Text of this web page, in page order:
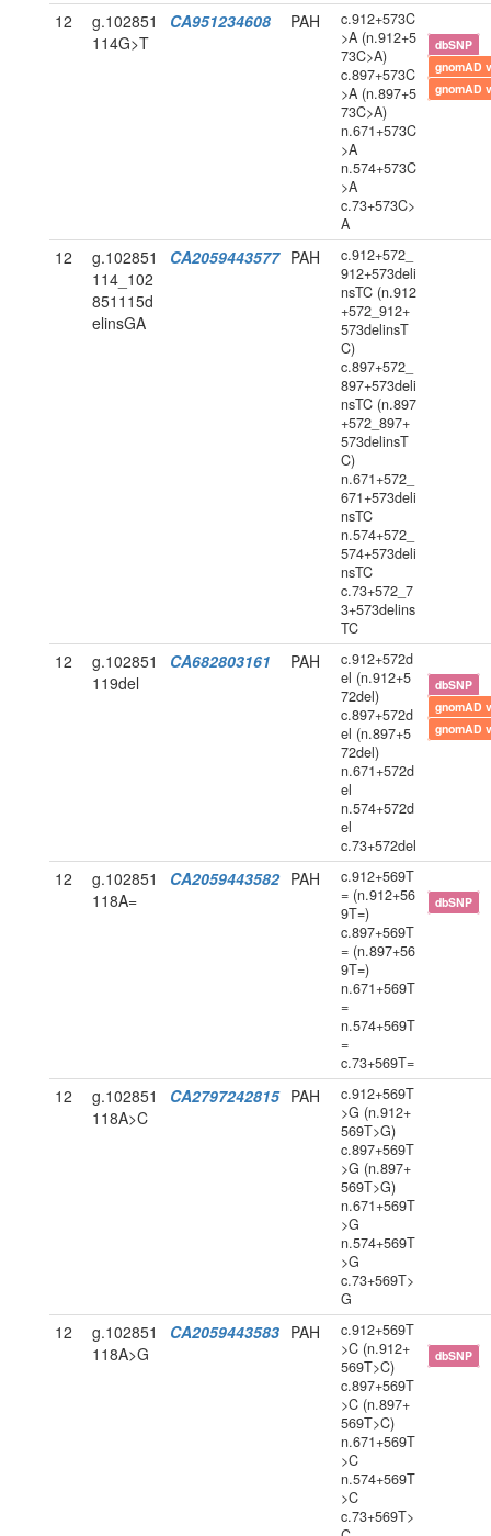
12
g.102851
114G>T
CA951234608 PAH
c.912+573C
>A (n.912+5
73C>A)
c.897+573C
>A (n.897+5
73C>A)
n.671+573C
>A
n.574+573C
>A
c.73+573C>
A
dbSNP
gnomAD
gnomAD
12
g.102851
114_102
851115d
elinsGA
CA2059443577 PAH
c.912+572_
912+573deli
nsTC (n.912
+572_912+
573delinsT
C)
c.897+572_
897+573deli
nsTC (n.897
+572_897+
573delinsT
C)
n.671+572_
671+573deli
nsTC
n.574+572_
574+573deli
nsTC
c.73+572_7
3+573delins
TC
12
g.102851
119del
CA682803161 PAH
c.912+572d
el (n.912+5
72del)
c.897+572d
el (n.897+5
72del)
n.671+572d
el
n.574+572d
el
c.73+572del
dbSNP
gnomAD
gnomAD
12
g.102851
118A=
CA2059443582 PAH
c.912+569T
= (n.912+56
9T=)
c.897+569T
= (n.897+56
9T=)
n.671+569T
=
n.574+569T
=
c.73+569T=
dbSNP
12
g.102851
118A>C
CA2797242815 PAH
c.912+569T
>G (n.912+
569T>G)
c.897+569T
>G (n.897+
569T>G)
n.671+569T
>G
n.574+569T
>G
c.73+569T>
G
12
g.102851
118A>G
CA2059443583 PAH
c.912+569T
>C (n.912+
569T>C)
c.897+569T
>C (n.897+
569T>C)
n.671+569T
>C
n.574+569T
>C
c.73+569T>
dbSNP